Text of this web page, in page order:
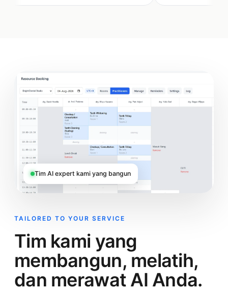
Tim AI expert kami yang bangun
TAILORED TO YOUR SERVICE
Tim kami yang
membangun, melatih,
dan merawat AI Anda.